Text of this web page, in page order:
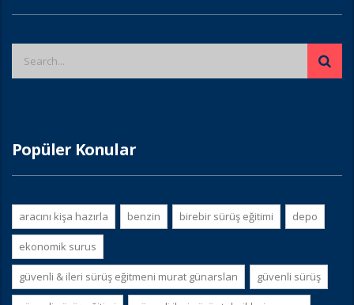
Popüler Konular
aracını kişa hazırla benzin birebir sürüş eğitimi depo
ekonomik surus
güvenli & i̇leri sürüş eğitmeni murat günarslan güvenli sürüş